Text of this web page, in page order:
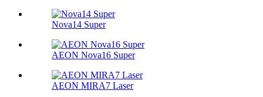
Nova14 Super
AEON Nova16 Super
AEON MIRA7 Laser